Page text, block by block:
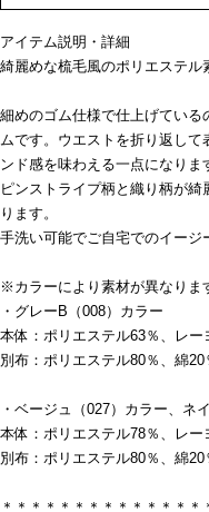
アイテム説明・詳細
綺麗めな梳毛風のポリエステル
細めのゴム仕様で仕上げてい
ムです。ウエストを折り返し
ンド感を味わえる一点になりま
ピンストライプ柄と織り柄が
ります。
手洗い可能でご自宅でのイージ
※カラーにより素材が異なりま
・グレーB（008）カラー
本体：ポリエステル63％、レ
別布：ポリエステル80％、綿20
・ベージュ（027）カラー、ネ
本体：ポリエステル78％、レ
別布：ポリエステル80％、綿20
＊＊＊＊＊＊＊＊＊＊＊＊＊＊